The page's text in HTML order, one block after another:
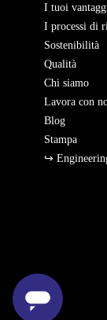
I tuoi
I processi di
Sostenibilità
Qualità
Chi siamo
Lavora con
Blog
Stampa
↪